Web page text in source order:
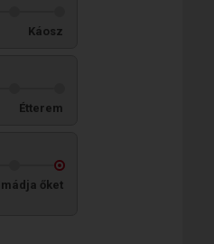
Káosz
Étterem
őket